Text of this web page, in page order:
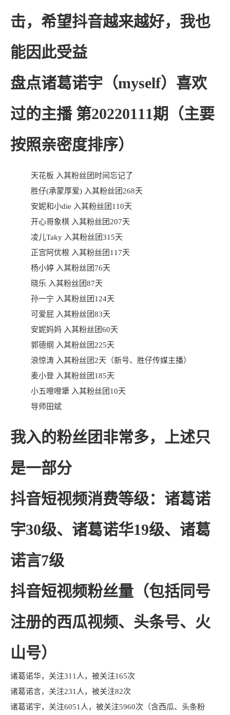
击，希望抖音越来越好，我也
能因此受益
盘点诸葛诺宇（myself）喜欢
过的主播 第20220111期（主要
按照亲密度排序）
天花板 入其粉丝团时间忘记了
胜仔(承蒙厚爱) 入其粉丝团268天
安妮和小die 入其粉丝团110天
开心哥象棋 入其粉丝团207天
凌儿Taky 入其粉丝团315天
正宫阿优根 入其粉丝团117天
杨小婷 入其粉丝团76天
晓乐 入其粉丝团87天
孙一宁 入其粉丝团124天
可爱屁 入其粉丝团83天
安妮妈妈 入其粉丝团60天
郭德纲 入其粉丝团225天
浪惊涛 入其粉丝团2天（新号、胜仔传媒主播）
麦小登 入其粉丝团185天
小五噔噔犟 入其粉丝团10天
导师田斌
我入的粉丝团非常多，上述只
是一部分
抖音短视频消费等级：诸葛诺
宇30级、诸葛诺华19级、诸葛
诺言7级
抖音短视频粉丝量（包括同号
注册的西瓜视频、头条号、火
山号）
诸葛诺华，关注311人，被关注165次
诸葛诺言，关注231人，被关注82次
诸葛诺宇，关注6051人，被关注5960次（含西瓜、头条粉